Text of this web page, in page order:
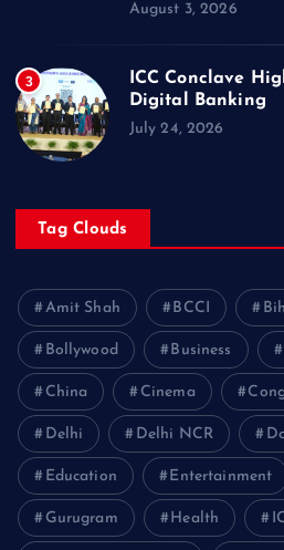
August 3, 2026
3
ICC Conclave
Digital Banking
July 24, 2026
Tag Clouds
Amit Shah BCCI
Bollywood Business
China Cinema
Delhi Delhi NCR
Education Entertainment
Gurugram Health